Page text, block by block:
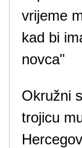
vrijeme
kad bi
novca"
Okružni
trojicu